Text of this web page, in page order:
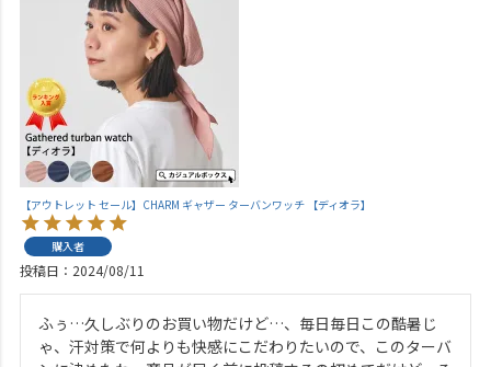
【アウトレット セール】CHARM ギャザー ターバンワッチ 【ディオラ】
購入者
投稿日 2024/08/11
ふぅ…久しぶりのお買い物だけど…、毎日毎日この酷暑じ
ゃ、汗対策で何よりも快感にこだわりたいので、このターバ